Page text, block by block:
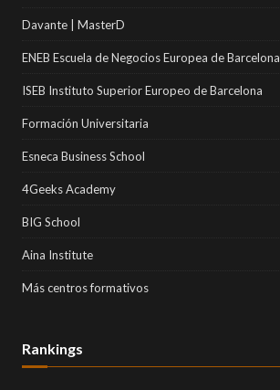
Davante | MasterD
ENEB Escuela de Negocios Europea de Barcelona
ISEB Instituto Superior Europeo de Barcelona
Formación Universitaria
Esneca Business School
4Geeks Academy
BIG School
Aina Institute
Más centros formativos
Rankings